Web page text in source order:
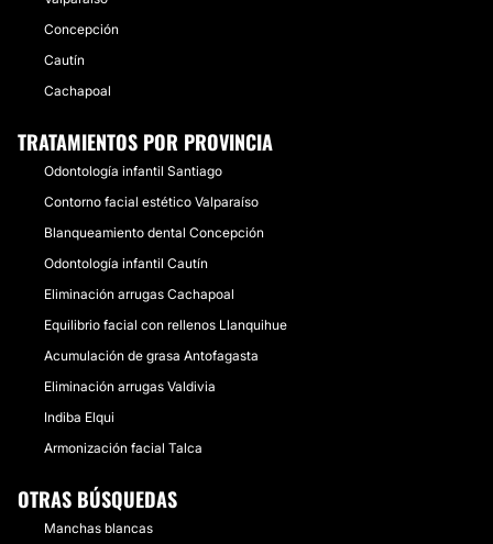
Concepción
Cautín
Cachapoal
TRATAMIENTOS POR PROVINCIA
Odontología infantil Santiago
Contorno facial estético Valparaíso
Blanqueamiento dental Concepción
Odontología infantil Cautín
Eliminación arrugas Cachapoal
Equilibrio facial con rellenos Llanquihue
Acumulación de grasa Antofagasta
Eliminación arrugas Valdivia
Indiba Elqui
Armonización facial Talca
OTRAS BÚSQUEDAS
Manchas blancas